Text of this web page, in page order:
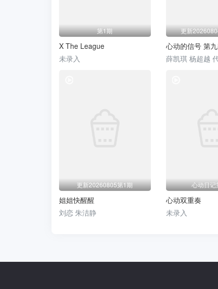
第1期
X The League
未录入
更新
心动的信号 第
更新20260805第1期
姐姐快醒醒
刘恋 朱洁静
心动日记
心动双重奏
未录入